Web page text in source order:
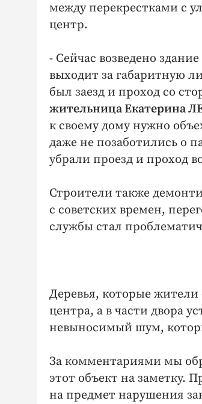
между перекрестками с
центр.
- Сейчас возведено
выходит за габаритную
был заезд и проход со
жительница Екатерина
к своему дому нужно
даже не позаботились о
убрали проезд и проход
Строители также
с советских времен,
службы стал
Деревья, которые жители
центра, а в части двора
невыносимый шум,
За комментариями мы
этот объект на заметку.
на предмет нарушения